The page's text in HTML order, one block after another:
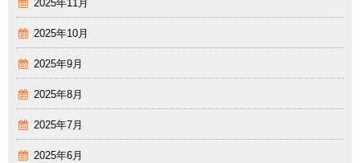
2025年11月
2025年10月
2025年9月
2025年8月
2025年7月
2025年6月